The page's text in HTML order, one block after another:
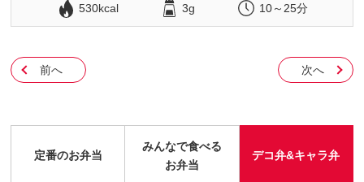
530kcal 3g 10～25分
前へ 次へ
定番のお弁当
みんなで食べる
お弁当
デコ弁&キャラ弁